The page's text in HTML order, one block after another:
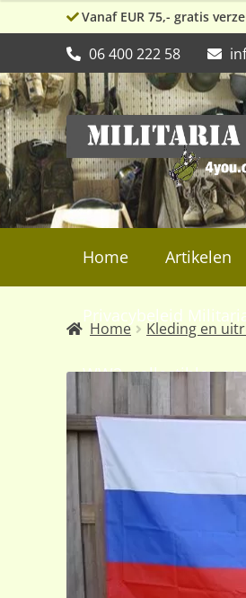
Vanaf EUR 75,- gratis
06 400 222 58
Ga
door
naar
navigatie
Ga
naar
de
inhoud
Home Artikelen
Privacybeleid
WW2, collectibles
Home Kleding en